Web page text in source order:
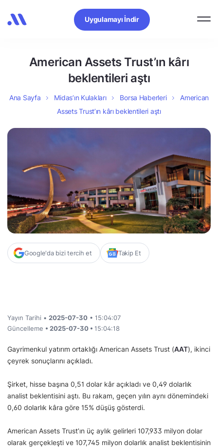
Uygulamayı İndir
American Assets Trust’ın kârı
beklentileri aştı
Ana Sayfa Midas’ın Kulakları Borsa Haberleri
American
Assets Trust’ın kârı beklentileri aştı
Google'da bizi tercih et Takip Et
Yayın Tarihi • 2025-07-30 • 15:04:07
Güncelleme • 2025-07-30 • 15:04:18
Gayrimenkul yatırım ortaklığı American Assets Trust (AAT), ikinci
çeyrek sonuçlarını açıkladı.
Şirket, hisse başına 0,51 dolar kâr açıkladı ve 0,49 dolarlık
analist beklentisini aştı. Bu rakam, geçen yılın aynı dönemindeki
0,60 dolarlık kâra göre 15% düşüş gösterdi.
American Assets Trust’ın üç aylık gelirleri 107,933 milyon dolar
olarak gerçekleşti ve 107,745 milyon dolarlık analist beklentisinin